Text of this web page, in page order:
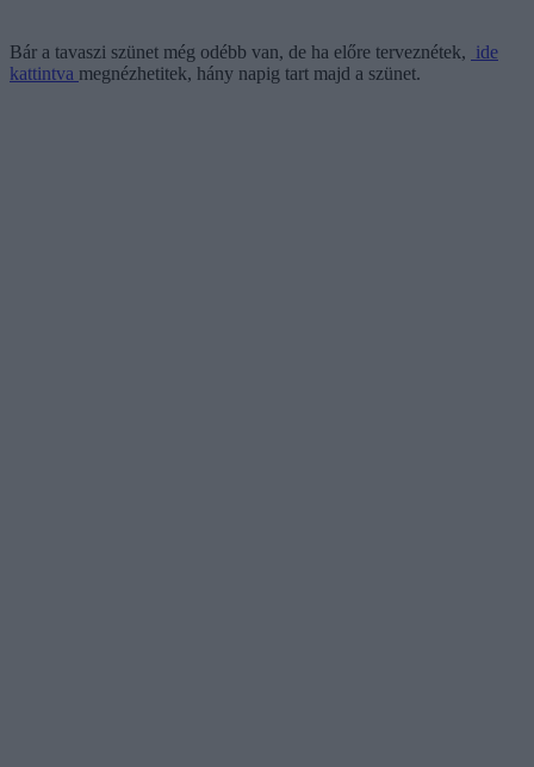
Bár a tavaszi szünet még odébb van, de ha előre terveznétek, ide
kattintva megnézhetitek, hány napig tart majd a szünet.